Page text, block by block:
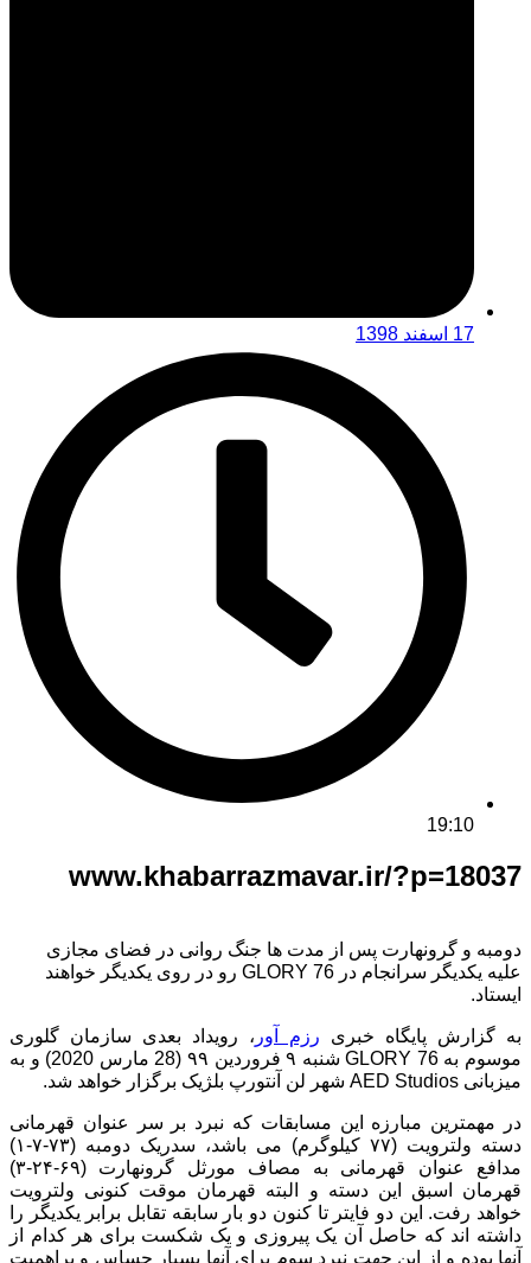
17 اسفند 1398
19:10
www.khabarrazmavar.ir/?p=18037
دومبه و گرونهارت پس از مدت ها جنگ روانی در فضای مجازی
علیه یکدیگر سرانجام در GLORY 76 رو در روی یکدیگر خواهند
ایستاد.
به گزارش پایگاه خبری رزم آور ، رویداد بعدی سازمان گلوری
موسوم به GLORY 76 شنبه ۹ فروردین ۹۹ (28 مارس 2020) و به
میزبانی AED Studios شهر لن آنتورپ بلژیک برگزار خواهد شد.
در مهمترین مبارزه این مسابقات که نبرد بر سر عنوان قهرمانی
دسته ولترویت (۷۷ کیلوگرم) می باشد، سدریک دومبه (۷۳-۷-۱)
مدافع عنوان قهرمانی به مصاف مورثل گرونهارت (۶۹-۲۴-۳)
قهرمان اسبق این دسته و البته قهرمان موقت کنونی ولترویت
خواهد رفت. این دو فایتر تا کنون دو بار سابقه تقابل برابر یکدیگر را
داشته اند که حاصل آن یک پیروزی و یک شکست برای هر کدام از
آنها بوده و از این جهت نبرد سوم برای آنها بسیار حساس و پراهمیت